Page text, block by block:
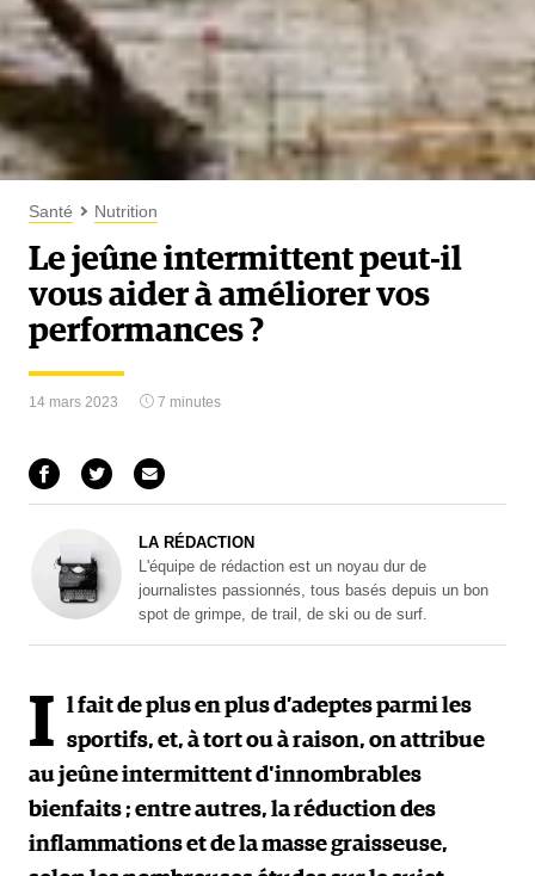
Santé Nutrition
Le jeûne intermittent peut-il
vous aider à améliorer vos
performances ?
14 mars 2023 7 minutes
LA RÉDACTION
L'équipe de rédaction est un noyau dur de
journalistes passionnés, tous basés depuis un bon
spot de grimpe, de trail, de ski ou de surf.
I l fait de plus en plus d’adeptes parmi les
sportifs, et, à tort ou à raison, on attribue
au jeûne intermittent d'innombrables
bienfaits ; entre autres, la réduction des
inflammations et de la masse graisseuse,